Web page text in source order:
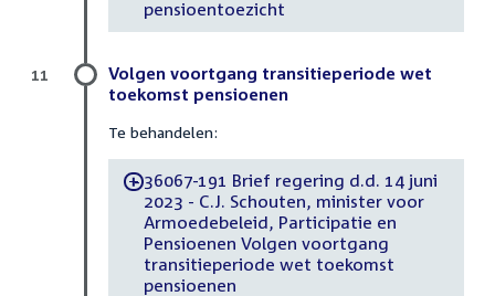
pensioentoezicht
Volgen voortgang transitieperiode wet
toekomst pensioenen
Te behandelen:
-36067-191 Brief regering d.d. 14 juni
2023 - C.J. Schouten, minister voor
Armoedebeleid, Participatie en
Pensioenen Volgen voortgang
transitieperiode wet toekomst
pensioenen
11